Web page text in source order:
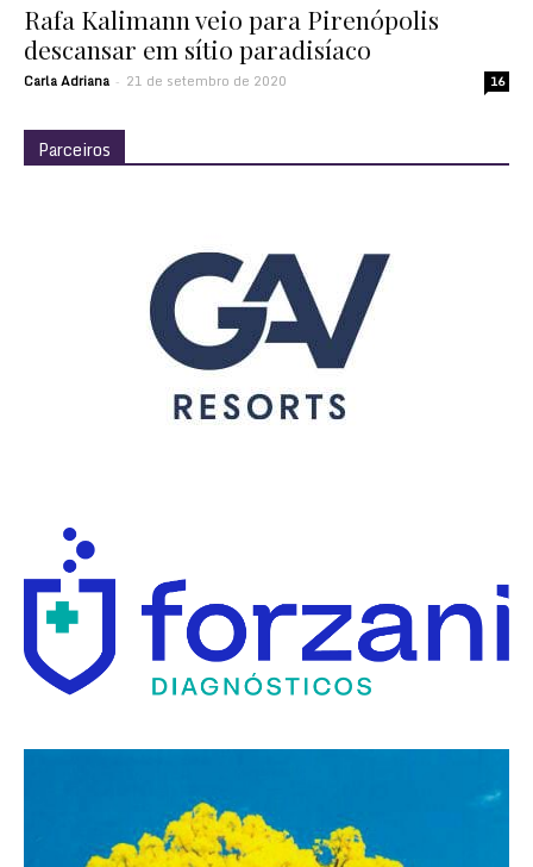
Rafa Kalimann veio para Pirenópolis
descansar em sítio paradisíaco
Carla Adriana - 21 de setembro de 2020 16
Parceiros